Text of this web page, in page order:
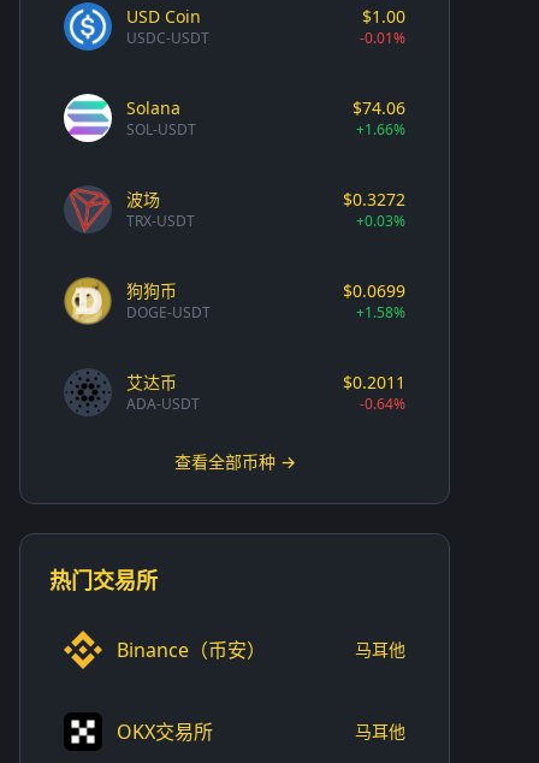
USD Coin
USDC-USDT
$1.00
-0.01%
Solana
SOL-USDT
$74.06
+1.66%
波场
TRX-USDT
$0.3272
+0.03%
狗狗币
DOGE-USDT
$0.0699
+1.58%
艾达币
ADA-USDT
$0.2011
-0.64%
查看全部币种 →
热门交易所
Binance（币安） 马耳他
OKX交易所 马耳他